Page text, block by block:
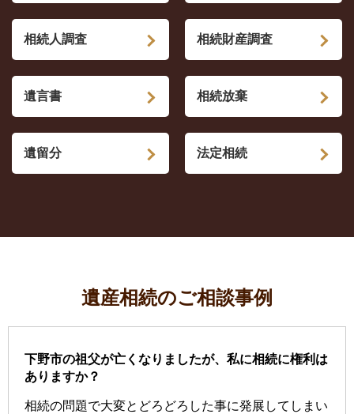
相続人調査 相続財産調査
遺言書 相続放棄
遺留分 法定相続
遺産相続のご相談事例
下野市の祖父が亡くなりましたが、私に相続に権利は
ありますか？
相続の問題で大変とどろどろした事に発展してしまい